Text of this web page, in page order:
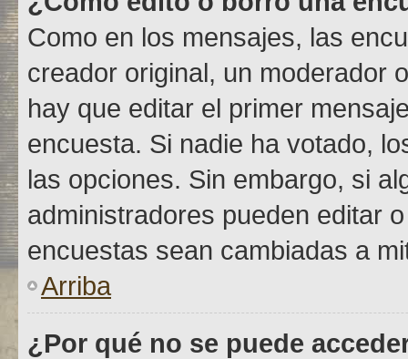
Como en los mensajes, las
creador original, un moderador
hay que editar el primer
encuesta. Si nadie ha votado,
las opciones. Sin embargo, si
administradores pueden editar
encuestas sean cambiadas a
Arriba
¿Por qué no se puede